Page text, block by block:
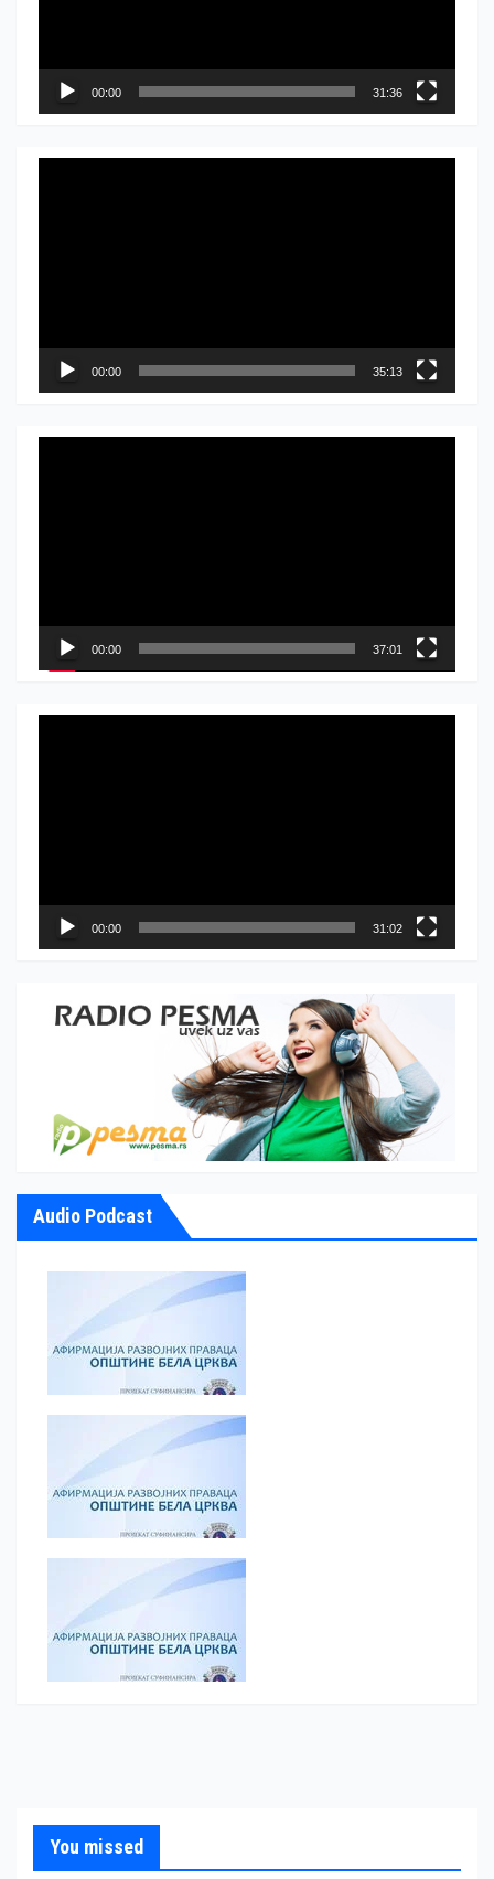
00:00 31:36
00:00 35:13
00:00 37:01
00:00 31:02
Audio Podcast
You missed